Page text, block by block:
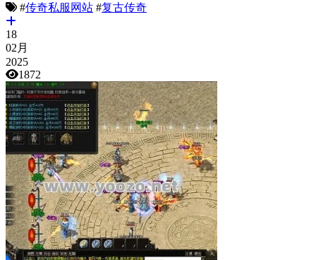
#传奇私服网站 #复古传奇
18
02月
2025
1872